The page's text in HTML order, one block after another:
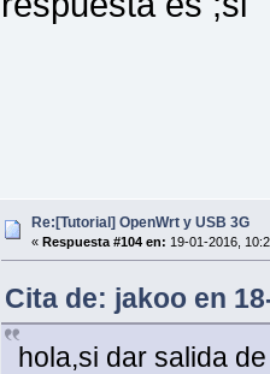
Re:[Tutorial] OpenWrt y USB 3G
« Respuesta #104 en: 19-01-2016,
Cita de: jakoo en
hola,si dar salida